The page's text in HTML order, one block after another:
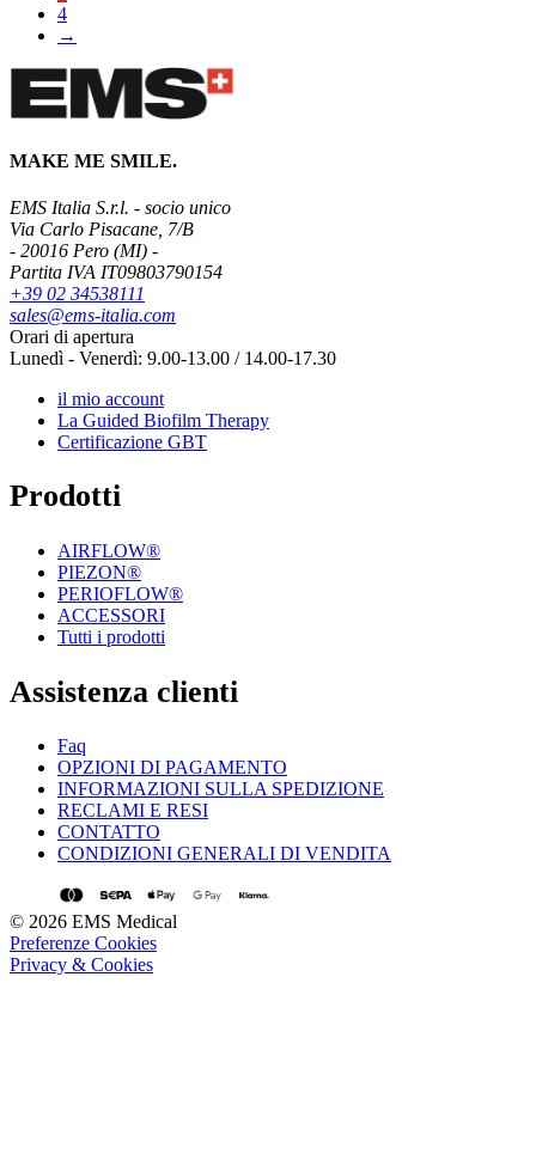
4
→
MAKE ME SMILE.
EMS Italia S.r.l. - socio unico
Via Carlo Pisacane, 7/B
- 20016 Pero (MI) -
Partita IVA IT09803790154
+39 02 34538111
sales@ems-italia.com
Orari di apertura
Lunedì - Venerdì: 9.00-13.00 / 14.00-17.30
il mio account
La Guided Biofilm Therapy
Certificazione GBT
Prodotti
AIRFLOW®
PIEZON®
PERIOFLOW®
ACCESSORI
Tutti i prodotti
Assistenza clienti
Faq
OPZIONI DI PAGAMENTO
INFORMAZIONI SULLA SPEDIZIONE
RECLAMI E RESI
CONTATTO
CONDIZIONI GENERALI DI VENDITA
© 2026 EMS Medical
Preferenze Cookies
Privacy & Cookies